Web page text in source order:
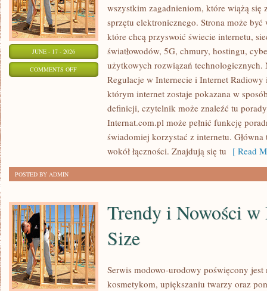
JUNE - 17 - 2026
COMMENTS OFFON
PRZECHOWYWANIE
wszystkim zagadnieniom, które wiążą się
sprzętu elektronicznego. Strona może
które chcą przyswoić świecie internetu,
światłowodów, 5G, chmury, hostingu,
użytkowych rozwiązań technologicznych.
Regulacje w Internecie i Internet
którym internet zostaje pokazana w
definicji, czytelnik może znaleźć tu
Internat.com.pl może pełnić funkcję
świadomiej korzystać z internetu.
wokół łączności. Znajdują się tu [ Read
POSTED BY ADMIN
Trendy i Nowości w
Size
Serwis modowo-urodowy poświęcony
kosmetykom, upiększaniu twarzy oraz